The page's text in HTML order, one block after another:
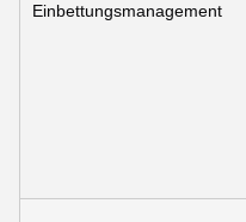
Einbettungsmanagement